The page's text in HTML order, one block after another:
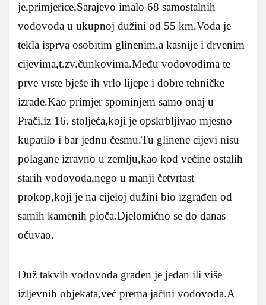
je,primjerice,Sarajevo imalo 68 samostalnih
vodovoda u ukupnoj dužini od 55 km.Voda je
tekla isprva osobitim glinenim,a kasnije i drvenim
cijevima,t.zv.čunkovima.Među vodovodima te
prve vrste bješe ih vrlo lijepe i dobre tehničke
izrade.Kao primjer spominjem samo onaj u
Prači,iz 16. stoljeća,koji je opskrbljivao mjesno
kupatilo i bar jednu česmu.Tu glinene cijevi nisu
polagane izravno u zemlju,kao kod većine ostalih
starih vodovoda,nego u manji četvrtast
prokop,koji je na cijeloj dužini bio izgrađen od
samih kamenih ploča.Djelomično se do danas
očuvao.
Duž takvih vodovoda građen je jedan ili više
izljevnih objekata,već prema jačini vodovoda.A